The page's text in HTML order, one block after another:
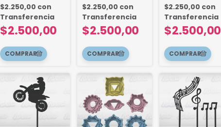
$2.500,00
$2.250,00 con
Transferencia
$2.500,00
$2.250,00 con
Transferencia
$2.500,00
$2.250,00 con
Transferencia